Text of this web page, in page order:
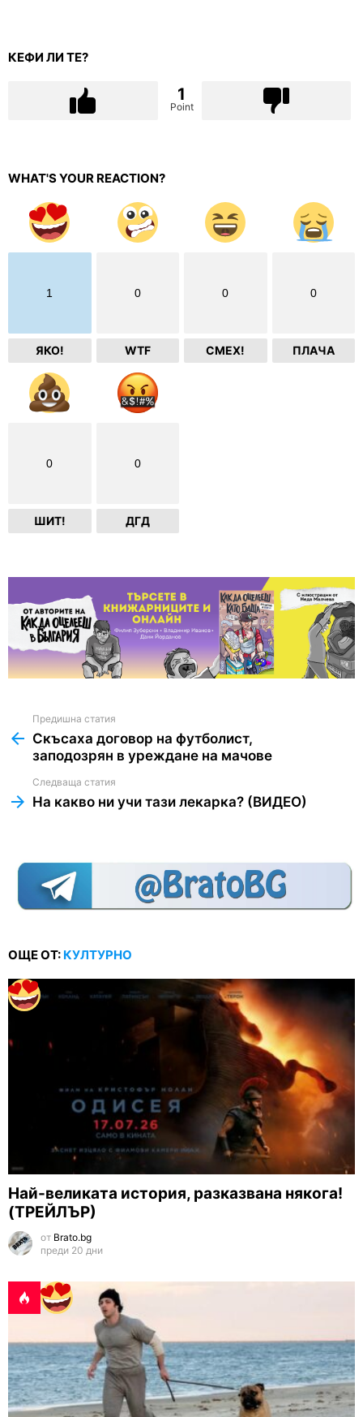
КЕФИ ЛИ ТЕ?
1
Point
WHAT'S YOUR REACTION?
1
ЯКО!
0
WTF
0
СМЕХ!
0
ПЛАЧА
0
ШИТ!
0
ДГД
more
Предишна статия
Скъсаха договор на футболист,
заподозрян в уреждане на мачове
Следваща статия
На какво ни учи тази лекарка? (ВИДЕО)
ОЩЕ ОТ: КУЛТУРНО
Най-великата история, разказвана някога!
(ТРЕЙЛЪР)
от Brato.bg
преди 20 дни